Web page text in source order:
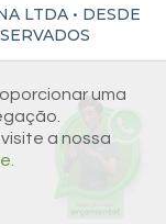
LTDA • DESDE
uma
a nossa